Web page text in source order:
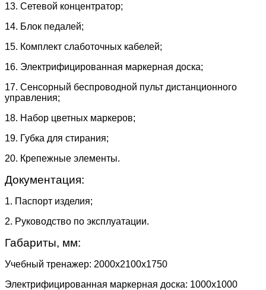
13. Сетевой концентратор;
14. Блок педалей;
15. Комплект слаботочных кабелей;
16. Электрифицированная маркерная доска;
17. Сенсорный беспроводной пульт дистанционного
управления;
18. Набор цветных маркеров;
19. Губка для стирания;
20. Крепежные элементы.
Документация:
1. Паспорт изделия;
2. Руководство по эксплуатации.
Габариты, мм:
Учебный тренажер: 2000х2100х1750
Электрифицированная маркерная доска: 1000х1000